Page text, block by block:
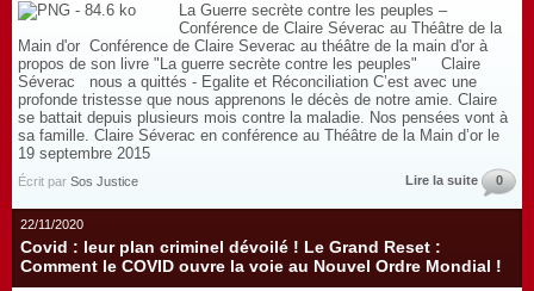
La Guerre secrète contre les peuples –
Conférence de Claire Séverac au Théâtre de la
Main d'or Conférence de Claire Severac au théâtre de la main d'or à
propos de son livre "La guerre secrète contre les peuples" Claire
Séverac nous a quittés - Egalite et Réconciliation C’est avec une
profonde tristesse que nous apprenons le décès de notre amie. Claire
se battait depuis plusieurs mois contre la maladie. Nos pensées vont à
sa famille. Claire Séverac en conférence au Théâtre de la Main d’or le
19 septembre 2015
Écrit par Sos Justice Lire la suite 0
22/11/2020
Covid : leur plan criminel dévoilé ! Le Grand Reset :
Comment le COVID ouvre la voie au Nouvel Ordre Mondial !